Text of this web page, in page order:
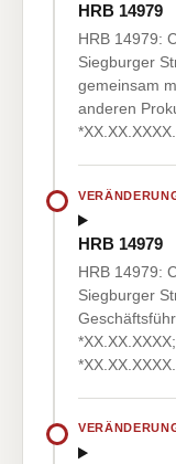
HRB 14979
HRB 14979:
Siegburger
gemeinsam
anderen
*XX.XX.XXXX.
HRB 14979
HRB 14979:
Siegburger